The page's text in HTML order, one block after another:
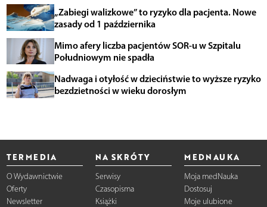
„Zabiegi walizkowe” to ryzyko dla pacjenta. Nowe
zasady od 1 października
Mimo afery liczba pacjentów SOR-u w Szpitalu
Południowym nie spadła
Nadwaga i otyłość w dzieciństwie to wyższe ryzyko
bezdzietności w wieku dorosłym
TERMEDIA
O Wydawnictwie
Oferty
Newsletter
NA SKRÓTY
Serwisy
Czasopisma
Książki
MEDNAUKA
Moja medNauka
Dostosuj
Moje ulubione